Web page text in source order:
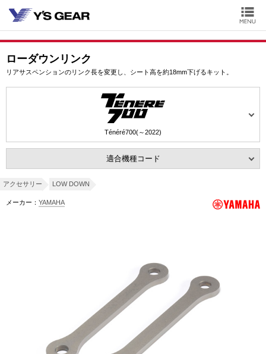
ローダウンリンク
リアサスペンションのリンク長を変更し、シート高を約18mm下げるキット。
Ténéré700(～2022)
適合機種コード
アクセサリー LOW DOWN
メーカー： YAMAHA